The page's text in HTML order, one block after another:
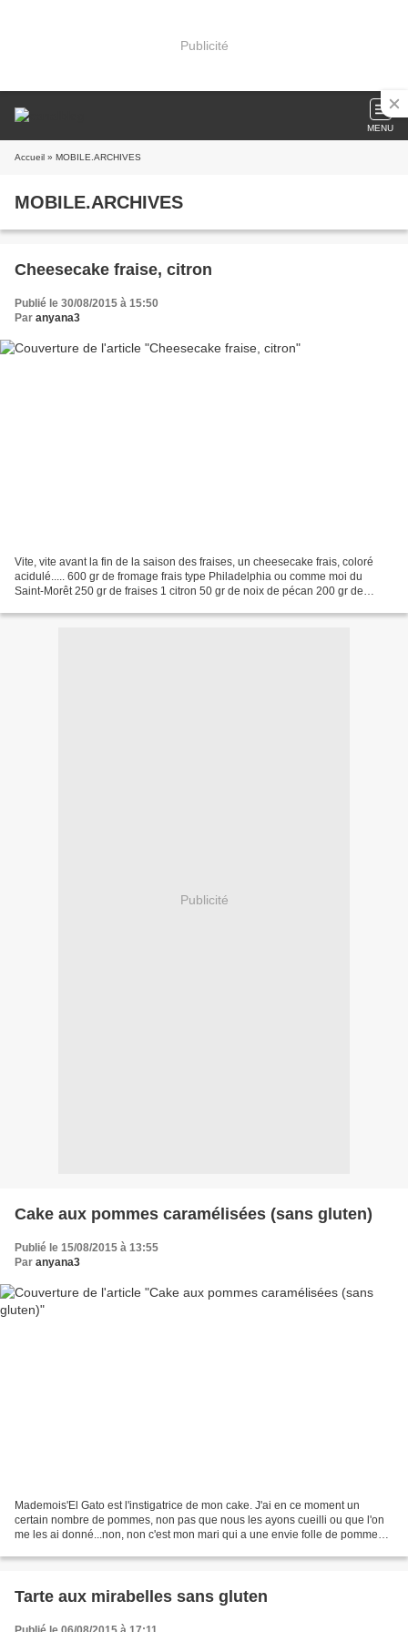
Publicité
MENU
Accueil » MOBILE.ARCHIVES
MOBILE.ARCHIVES
Cheesecake fraise, citron
Publié le 30/08/2015 à 15:50
Par anyana3
Vite, vite avant la fin de la saison des fraises, un cheesecake frais, coloré
acidulé..... 600 gr de fromage frais type Philadelphia ou comme moi du
Saint-Morêt 250 gr de fraises 1 citron 50 gr de noix de pécan 200 gr de
Publicité
Cake aux pommes caramélisées (sans gluten)
Publié le 15/08/2015 à 13:55
Par anyana3
Mademois'El Gato est l'instigatrice de mon cake. J'ai en ce moment un
certain nombre de pommes, non pas que nous les ayons cueilli ou que l'on
me les ai donné...non, non c'est mon mari qui a une envie folle de pommes !
Tarte aux mirabelles sans gluten